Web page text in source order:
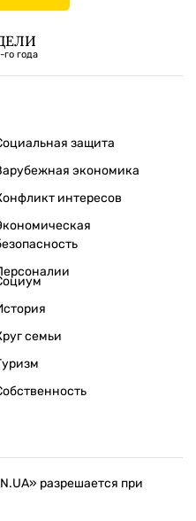
года
защита
экономика
интересов
семьи
разрешается при